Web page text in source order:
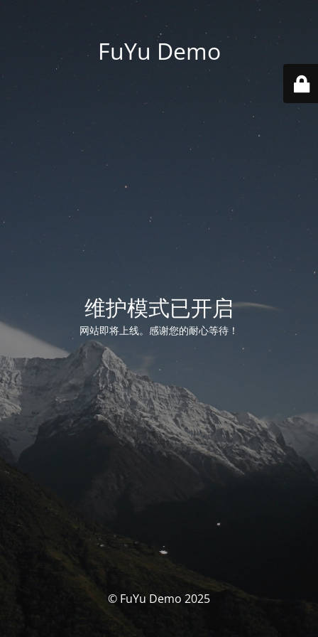
FuYu Demo
维护模式已开启
网站即将上线。感谢您的耐心等待！
© FuYu Demo 2025